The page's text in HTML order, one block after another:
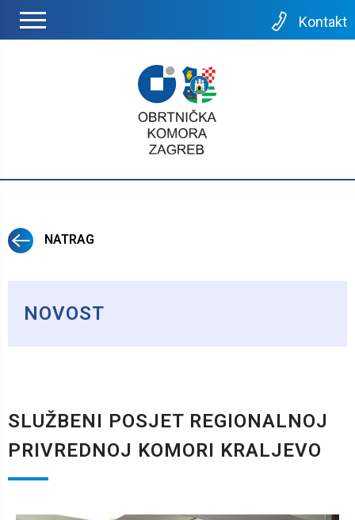
Kontakt
NATRAG
NOVOST
SLUŽBENI POSJET REGIONALNOJ
PRIVREDNOJ KOMORI KRALJEVO